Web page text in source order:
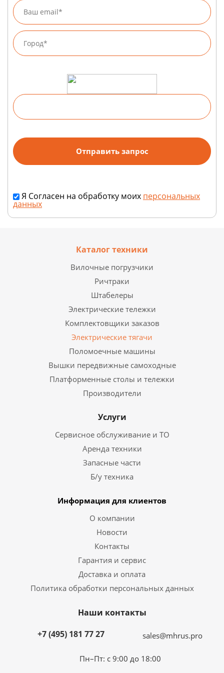
Я Согласен на обработку моих персональных
данных
Каталог техники
Вилочные погрузчики
Ричтраки
Штабелеры
Электрические тележки
Комплектовщики заказов
Электрические тягачи
Поломоечные машины
Вышки передвижные самоходные
Платформенные столы и тележки
Производители
Услуги
Сервисное обслуживание и ТО
Аренда техники
Запасные части
Б/у техника
Информация для клиентов
О компании
Новости
Контакты
Гарантия и сервис
Доставка и оплата
Политика обработки персональных данных
Наши контакты
+7 (495) 181 77 27
sales@mhrus.pro
Пн–Пт: с 9:00 до 18:00